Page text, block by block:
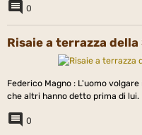
0
Risaie a terrazza
Federico Magno : L'uomo
che altri hanno detto prima di lui.
0